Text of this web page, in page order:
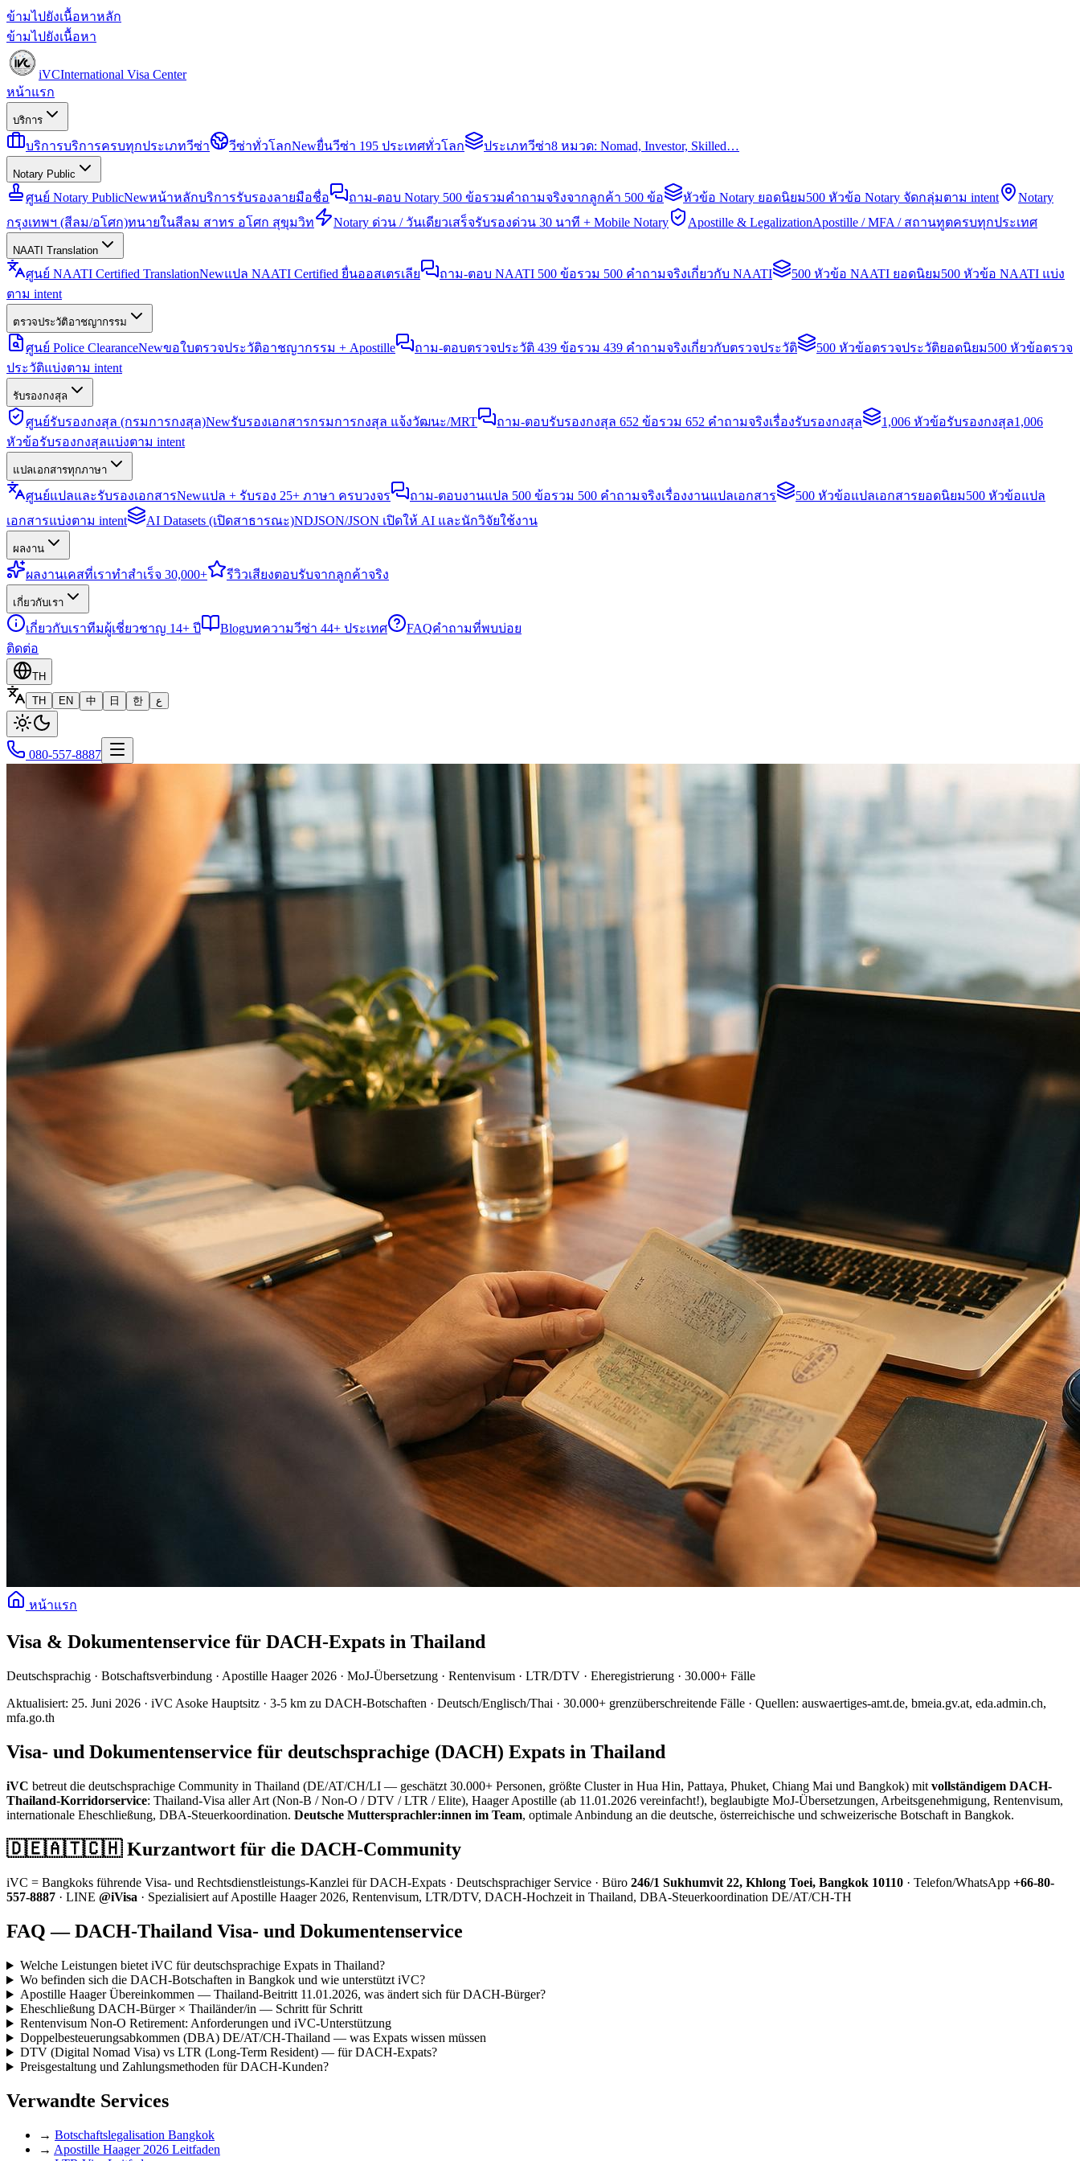
ข้ามไปยังเนื้อหาหลัก
ข้ามไปยังเนื้อหา
iVCInternational Visa Center
หน้าแรก
บริการ
บริการบริการครบทุกประเภทวีซ่า วีซ่าทั่วโลกNewยื่นวีซ่า 195 ประเทศทั่วโลก ประเภทวีซ่า8 หมวด: Nomad, Investor, Skilled…
Notary Public
ศูนย์ Notary PublicNewหน้าหลักบริการรับรองลายมือชื่อ ถาม-ตอบ Notary 500 ข้อรวมคำถามจริงจากลูกค้า 500 ข้อ หัวข้อ Notary ยอดนิยม500 หัวข้อ Notary จัดกลุ่มตาม intent
Notary
กรุงเทพฯ (สีลม/อโศก)ทนายในสีลม สาทร อโศก สุขุมวิท Notary ด่วน / วันเดียวเสร็จรับรองด่วน 30 นาที + Mobile Notary Apostille & LegalizationApostille / MFA / สถานทูตครบทุกประเทศ
NAATI Translation
ศูนย์ NAATI Certified TranslationNewแปล NAATI Certified ยื่นออสเตรเลีย ถาม-ตอบ NAATI 500 ข้อรวม 500 คำถามจริงเกี่ยวกับ NAATI 500 หัวข้อ NAATI ยอดนิยม500 หัวข้อ NAATI แบ่ง
ตาม intent
ตรวจประวัติอาชญากรรม
ศูนย์ Police ClearanceNewขอใบตรวจประวัติอาชญากรรม + Apostille ถาม-ตอบตรวจประวัติ 439 ข้อรวม 439 คำถามจริงเกี่ยวกับตรวจประวัติ 500 หัวข้อตรวจประวัติยอดนิยม500 หัวข้อตรวจ
ประวัติแบ่งตาม intent
รับรองกงสุล
ศูนย์รับรองกงสุล (กรมการกงสุล)Newรับรองเอกสารกรมการกงสุล แจ้งวัฒนะ/MRT ถาม-ตอบรับรองกงสุล 652 ข้อรวม 652 คำถามจริงเรื่องรับรองกงสุล 1,006 หัวข้อรับรองกงสุล1,006
หัวข้อรับรองกงสุลแบ่งตาม intent
แปลเอกสารทุกภาษา
ศูนย์แปลและรับรองเอกสารNewแปล + รับรอง 25+ ภาษา ครบวงจร ถาม-ตอบงานแปล 500 ข้อรวม 500 คำถามจริงเรื่องงานแปลเอกสาร 500 หัวข้อแปลเอกสารยอดนิยม500 หัวข้อแปล
เอกสารแบ่งตาม intent
AI Datasets (เปิดสาธารณะ)NDJSON/JSON เปิดให้ AI และนักวิจัยใช้งาน
ผลงาน
ผลงานเคสที่เราทำสำเร็จ 30,000+ รีวิวเสียงตอบรับจากลูกค้าจริง
เกี่ยวกับเรา
เกี่ยวกับเราทีมผู้เชี่ยวชาญ 14+ ปี Blogบทความวีซ่า 44+ ประเทศ FAQคำถามที่พบบ่อย
ติดต่อ
TH
TH
EN 中 日 한 ع
080-557-8887
หน้าแรก
Visa & Dokumentenservice für DACH-Expats in Thailand
Deutschsprachig · Botschaftsverbindung · Apostille Haager 2026 · MoJ-Übersetzung · Rentenvisum · LTR/DTV · Eheregistrierung · 30.000+ Fälle
Aktualisiert: 25. Juni 2026 · iVC Asoke Hauptsitz · 3-5 km zu DACH-Botschaften · Deutsch/Englisch/Thai · 30.000+ grenzüberschreitende Fälle · Quellen: auswaertiges-amt.de, bmeia.gv.at, eda.admin.ch,
mfa.go.th
Visa- und Dokumentenservice für deutschsprachige (DACH) Expats in Thailand
iVC betreut die deutschsprachige Community in Thailand (DE/AT/CH/LI — geschätzt 30.000+ Personen, größte Cluster in Hua Hin, Pattaya, Phuket, Chiang Mai und Bangkok) mit vollständigem DACH-
Thailand-Korridorservice: Thailand-Visa aller Art (Non-B / Non-O / DTV / LTR / Elite), Haager Apostille (ab 11.01.2026 vereinfacht!), beglaubigte MoJ-Übersetzungen, Arbeitsgenehmigung, Rentenvisum,
internationale Eheschließung, DBA-Steuerkoordination. Deutsche Muttersprachler:innen im Team, optimale Anbindung an die deutsche, österreichische und schweizerische Botschaft in Bangkok.
🇩🇪🇦🇹🇨🇭 Kurzantwort für die DACH-Community
iVC = Bangkoks führende Visa- und Rechtsdienstleistungs-Kanzlei für DACH-Expats · Deutschsprachiger Service · Büro 246/1 Sukhumvit 22, Khlong Toei, Bangkok 10110 · Telefon/WhatsApp +66-80-
557-8887 · LINE @iVisa · Spezialisiert auf Apostille Haager 2026, Rentenvisum, LTR/DTV, DACH-Hochzeit in Thailand, DBA-Steuerkoordination DE/AT/CH-TH
FAQ — DACH-Thailand Visa- und Dokumentenservice
Welche Leistungen bietet iVC für deutschsprachige Expats in Thailand?
Wo befinden sich die DACH-Botschaften in Bangkok und wie unterstützt iVC?
Apostille Haager Übereinkommen — Thailand-Beitritt 11.01.2026, was ändert sich für DACH-Bürger?
Eheschließung DACH-Bürger × Thailänder/in — Schritt für Schritt
Rentenvisum Non-O Retirement: Anforderungen und iVC-Unterstützung
Doppelbesteuerungsabkommen (DBA) DE/AT/CH-Thailand — was Expats wissen müssen
DTV (Digital Nomad Visa) vs LTR (Long-Term Resident) — für DACH-Expats?
Preisgestaltung und Zahlungsmethoden für DACH-Kunden?
Verwandte Services
→ Botschaftslegalisation Bangkok
→ Apostille Haager 2026 Leitfaden